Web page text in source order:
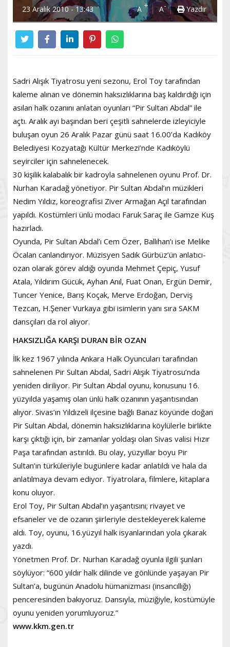
23 Aralık 2010 - 13:43 A + A- Yazdır
Sadri Alışık Tiyatrosu yeni sezonu, Erol Toy tarafından
kaleme alınan ve dönemin haksızlıklarına baş kaldırdığı için
asılan halk ozanını anlatan oyunları “Pir Sultan Abdal” ile
açtı. Aralık ayı başından beri çeşitli sahnelerde izleyiciyle
buluşan oyun 26 Aralık Pazar günü saat 16.00’da Kadıköy
Belediyesi Kozyatağı Kültür Merkezi’nde Kadıköylü
seyirciler için sahnelenecek.
30 kişilik kalabalık bir kadroyla sahnelenen oyunu Prof. Dr.
Nurhan Karadağ yönetiyor. Pir Sultan Abdal’ın müzikleri
Nedim Yıldız, koreografisi Ziver Armağan Açıl tarafından
yapıldı. Kostümleri ünlü modacı Faruk Saraç ile Gamze Kuş
hazırladı.
Oyunda, Pir Sultan Abdal’ı Cem Özer, Ballıhan’ı ise Melike
Öcalan canlandırıyor. Müzisyen Sadık Gürbüz’ün anlatıcı-
ozan olarak görev aldığı oyunda Mehmet Çepiç, Yusuf
Atala, Yıldırım Gücük, Ayhan Anıl, Fuat Onan, Ergün Demir,
Tuncer Yenice, Barış Koçak, Merve Erdoğan, Derviş
Tezcan, H.Şener Vurkaya gibi isimlerin yanı sıra SAKM
dansçıları da rol alıyor.
HAKSIZLIĞA KARŞI DURAN BİR OZAN
İlk kez 1967 yılında Ankara Halk Oyuncuları tarafından
sahnelenen Pir Sultan Abdal, Sadri Alışık Tiyatrosu’nda
yeniden diriliyor. Pir Sultan Abdal oyunu, konusunu 16.
yüzyılda yaşamış olan ünlü halk ozanının yaşantısından
alıyor. Sivas’ın Yıldızeli ilçesine bağlı Banaz köyünde doğan
Pir Sultan Abdal, dönemin haksızlıklarına köylülerle birlikte
karşı çıktığı için, bir zamanlar yoldaşı olan Sivas valisi Hızır
Paşa tarafından astırıldı. Bu olay, yüzyıllar boyu Pir
Sultan’ın türküleriyle bugünlere kadar anlatıldı ve hala da
anlatılmaya devam ediyor. Tiyatrolara, filmlere, kitaplara
konu oluyor.
Erol Toy, Pir Sultan Abdal’ın yaşantısını; rivayet ve
efsaneler ve de ozanın şiirleriyle destekleyerek kaleme
aldı. Toy, oyunu, 16.yüzyıl halk isyanlarından yola çıkarak
yazdı.
Yönetmen Prof. Dr. Nurhan Karadağ oyunla ilgili şunları
söylüyor: “600 yıldır halk dilinde ve gönlünde yaşayan Pir
Sultan’a, bugünün Anadolu hümanizması (insancıllığı)
penceresinden bakıyoruz. Dansıyla, müziğiyle, kostümüyle
oyunu yeniden yorumluyoruz.”
www.kkm.gen.tr